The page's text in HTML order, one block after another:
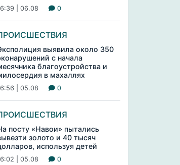
| 06.08 0
выявила около 350
с начала
благоустройства и
в махаллях
| 05.08 0
посту «Навои» пытались
золото и 40 тысяч
используя детей
| 05.08 0